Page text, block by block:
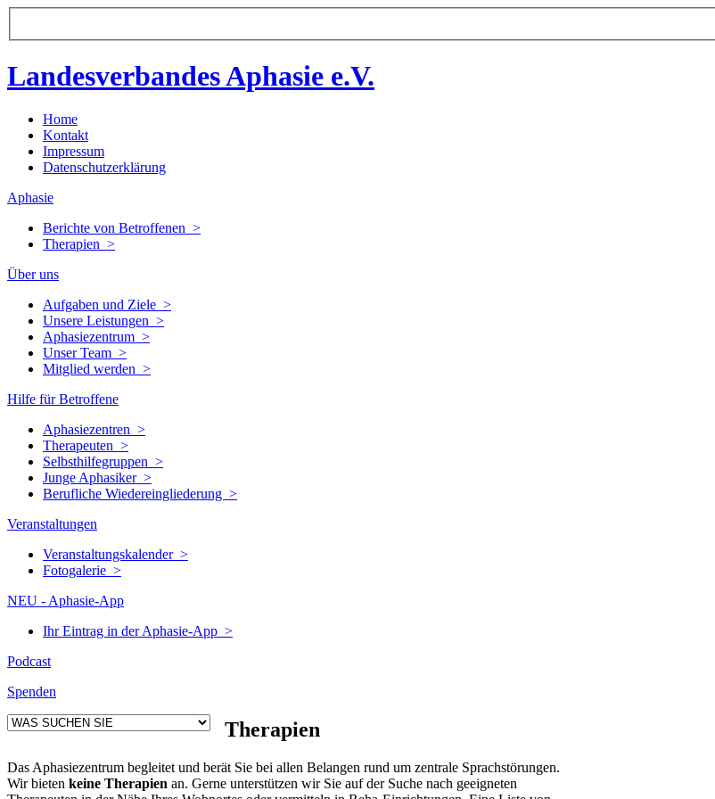
Landesverbandes Aphasie e.V.
Home
Kontakt
Impressum
Datenschutzerklärung
Aphasie
Berichte von Betroffenen >
Therapien >
Über uns
Aufgaben und Ziele >
Unsere Leistungen >
Aphasiezentrum >
Unser Team >
Mitglied werden >
Hilfe für Betroffene
Aphasiezentren >
Therapeuten >
Selbsthilfegruppen >
Junge Aphasiker >
Berufliche Wiedereingliederung >
Veranstaltungen
Veranstaltungskalender >
Fotogalerie >
NEU - Aphasie-App
Ihr Eintrag in der Aphasie-App >
Podcast
Spenden
Therapien
Das Aphasiezentrum begleitet und berät Sie bei allen Belangen rund um zentrale Sprachstörungen.
Wir bieten keine Therapien an. Gerne unterstützen wir Sie auf der Suche nach geeigneten